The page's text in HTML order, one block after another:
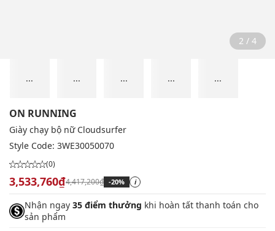
2 / 4
... ... ... ... ...
ON RUNNING
Giày chạy bộ nữ Cloudsurfer
Style Code: 3WE30050070
(0)
3,533,760₫4,417,200₫ -20% i
Nhận ngay 35 điểm thưởng khi hoàn tất thanh toán cho
sản phẩm